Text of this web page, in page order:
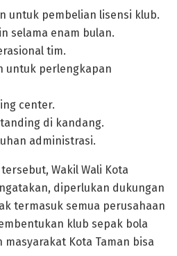
untuk pembelian lisensi klub.
selama enam bulan.
tim.
untuk perlengkapan
center.
di kandang.
administrasi.
Wakil Wali Kota
diperlukan dukungan
termasuk semua perusahaan
klub sepak bola
Kota Taman bisa